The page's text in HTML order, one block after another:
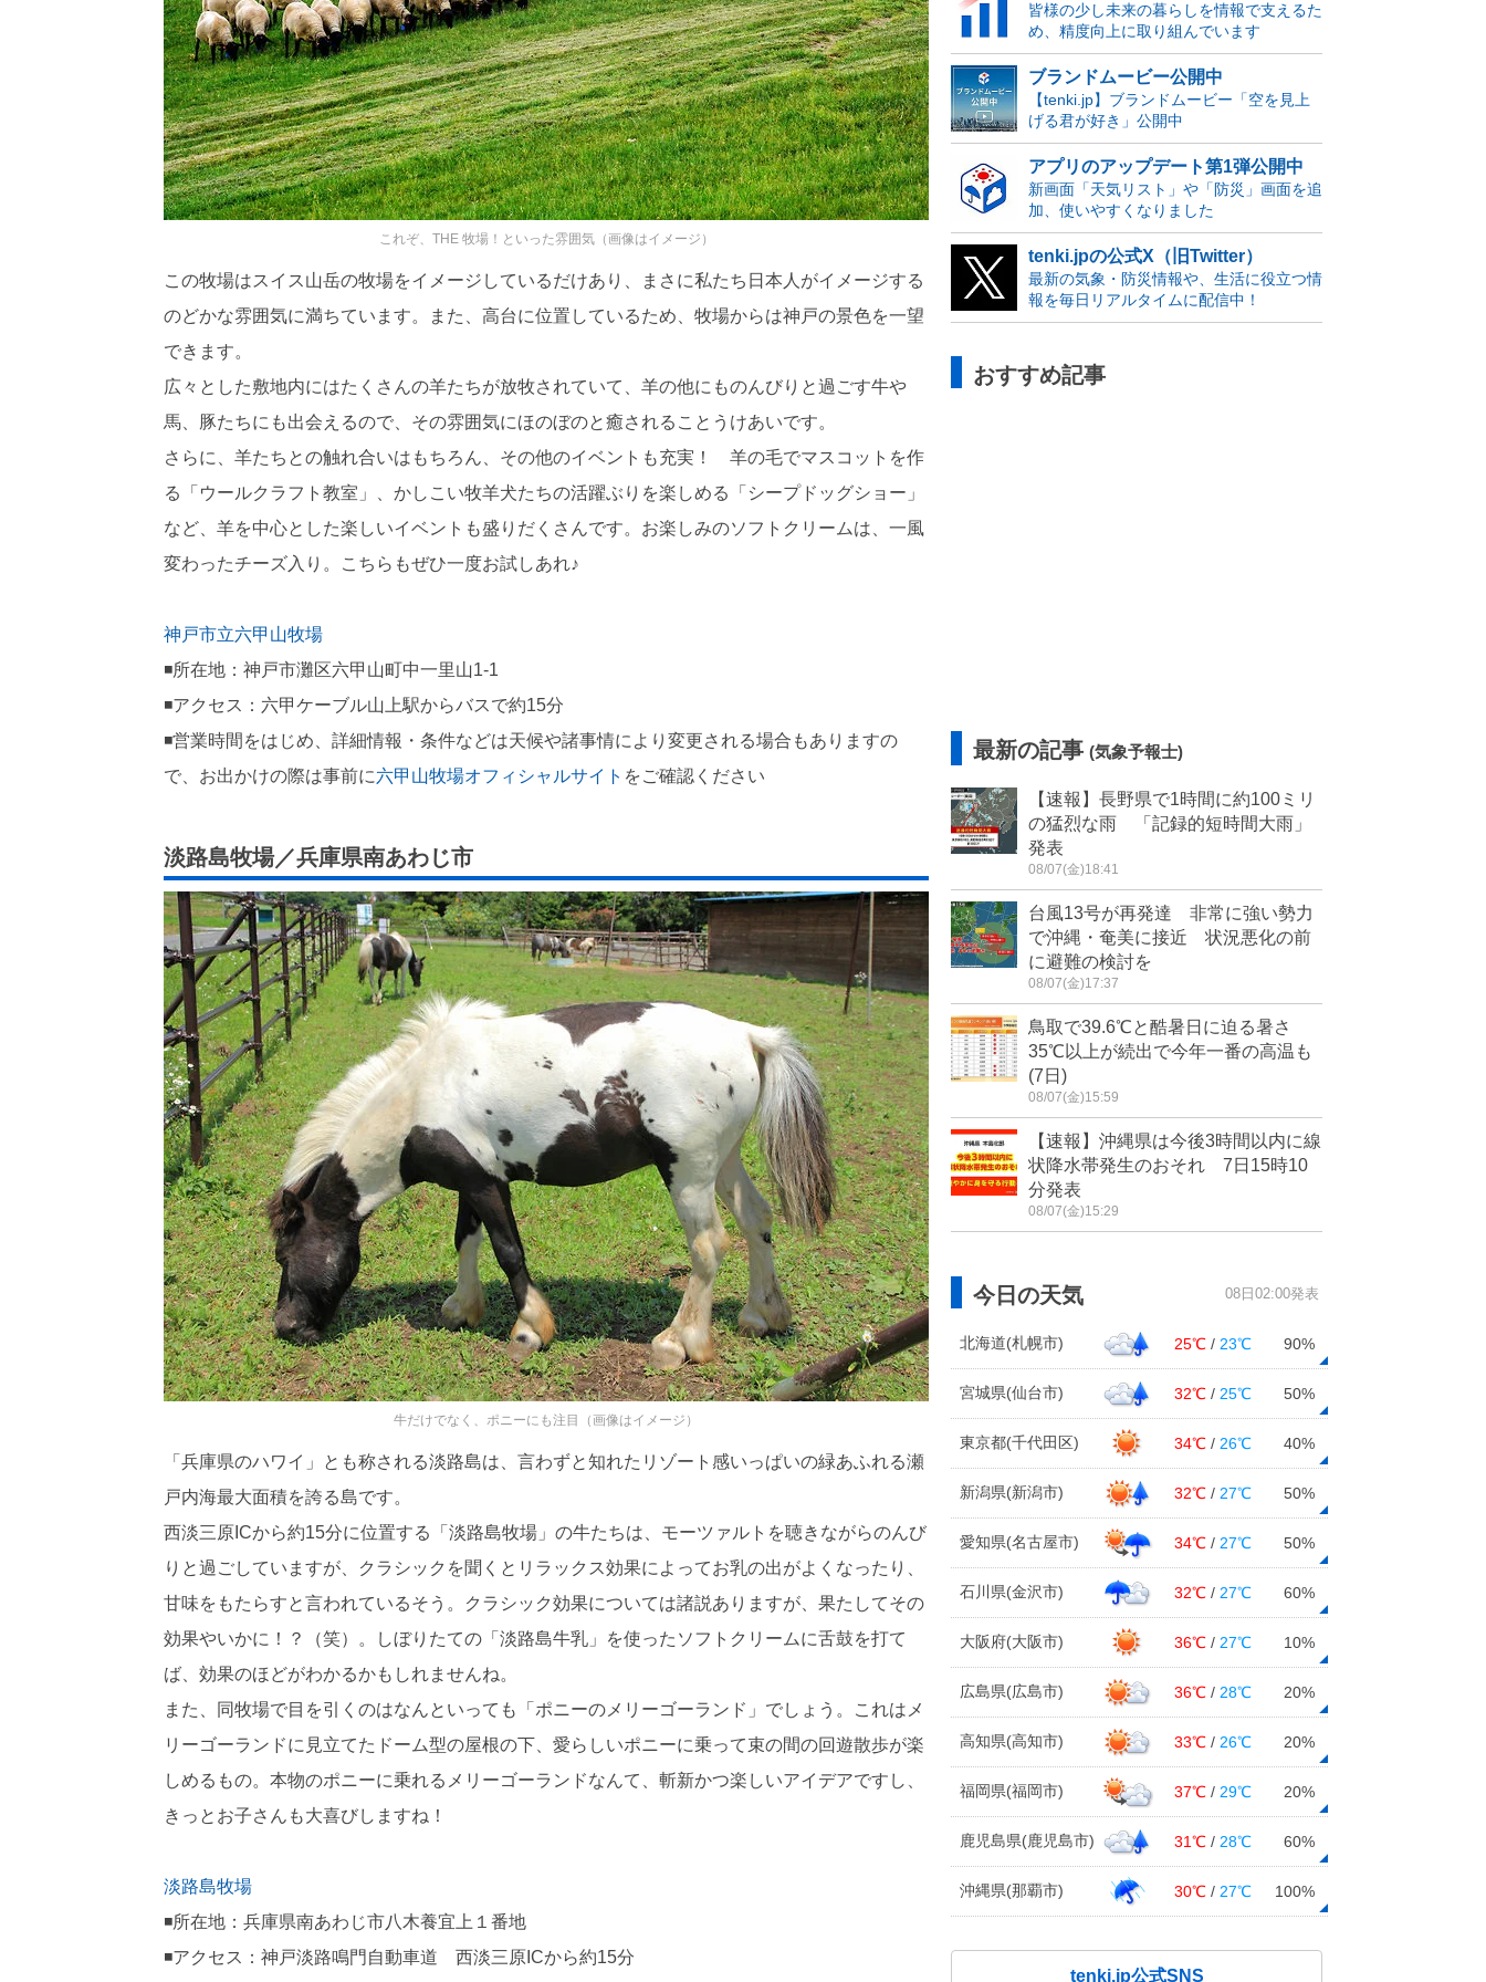
これぞ、THE 牧場！といった雰囲気（画像はイメージ）
この牧場はスイス山岳の牧場をイメージしているだけあり、まさに私たち日本人がイメージする
のどかな雰囲気に満ちています。また、高台に位置しているため、牧場からは神戸の景色を一望
できます。
広々とした敷地内にはたくさんの羊たちが放牧されていて、羊の他にものんびりと過ごす牛や
馬、豚たちにも出会えるので、その雰囲気にほのぼのと癒されることうけあいです。
さらに、羊たちとの触れ合いはもちろん、その他のイベントも充実！ 羊の毛でマスコットを作
る「ウールクラフト教室」、かしこい牧羊犬たちの活躍ぶりを楽しめる「シープドッグショー」
など、羊を中心とした楽しいイベントも盛りだくさんです。お楽しみのソフトクリームは、一風
変わったチーズ入り。こちらもぜひ一度お試しあれ♪
神戸市立六甲山牧場
◾️所在地：神戸市灘区六甲山町中一里山1-1
◾️アクセス：六甲ケーブル山上駅からバスで約15分
◾️営業時間をはじめ、詳細情報・条件などは天候や諸事情により変更される場合もありますの
で、お出かけの際は事前に六甲山牧場オフィシャルサイト をご確認ください
淡路島牧場／兵庫県南あわじ市
牛だけでなく、ポニーにも注目（画像はイメージ）
「兵庫県のハワイ」とも称される淡路島は、言わずと知れたリゾート感いっぱいの緑あふれる瀬
戸内海最大面積を誇る島です。
西淡三原ICから約15分に位置する「淡路島牧場」の牛たちは、モーツァルトを聴きながらのんび
りと過ごしていますが、クラシックを聞くとリラックス効果によってお乳の出がよくなったり、
甘味をもたらすと言われているそう。クラシック効果については諸説ありますが、果たしてその
効果やいかに！？（笑）。しぼりたての「淡路島牛乳」を使ったソフトクリームに舌鼓を打て
ば、効果のほどがわかるかもしれませんね。
また、同牧場で目を引くのはなんといっても「ポニーのメリーゴーランド」でしょう。これはメ
リーゴーランドに見立てたドーム型の屋根の下、愛らしいポニーに乗って束の間の回遊散歩が楽
しめるもの。本物のポニーに乗れるメリーゴーランドなんて、斬新かつ楽しいアイデアですし、
きっとお子さんも大喜びしますね！
淡路島牧場
◾️所在地：兵庫県南あわじ市八木養宜上１番地
◾️アクセス：神戸淡路鳴門自動車道 西淡三原ICから約15分
皆様の少し未来の暮らしを情報で支えるた
め、精度向上に取り組んでいます
ブランドムービー公開中
【tenki.jp】ブランドムービー「空を見上
げる君が好き」公開中
アプリのアップデート第1弾公開中
新画面「天気リスト」や「防災」画面を追
加、使いやすくなりました
tenki.jpの公式X（旧Twitter）
最新の気象・防災情報や、生活に役立つ情
報を毎日リアルタイムに配信中！
おすすめ記事
最新の記事 (気象予報士)
【速報】長野県で1時間に約100ミリ
の猛烈な雨 「記録的短時間大雨」
発表
08/07(金)18:41
台風13号が再発達 非常に強い勢力
で沖縄・奄美に接近 状況悪化の前
に避難の検討を
08/07(金)17:37
鳥取で39.6℃と酷暑日に迫る暑さ
35℃以上が続出で今年一番の高温も
(7日)
08/07(金)15:59
【速報】沖縄県は今後3時間以内に線
状降水帯発生のおそれ 7日15時10
分発表
08/07(金)15:29
今日の天気 08日02:00発表
北海道(札幌市) 25℃ / 23℃ 90%
宮城県(仙台市) 32℃ / 25℃ 50%
東京都(千代田区) 34℃ / 26℃ 40%
新潟県(新潟市) 32℃ / 27℃ 50%
愛知県(名古屋市) 34℃ / 27℃ 50%
石川県(金沢市) 32℃ / 27℃ 60%
大阪府(大阪市) 36℃ / 27℃ 10%
広島県(広島市) 36℃ / 28℃ 20%
高知県(高知市) 33℃ / 26℃ 20%
福岡県(福岡市) 37℃ / 29℃ 20%
鹿児島県(鹿児島市) 31℃ / 28℃ 60%
沖縄県(那覇市) 30℃ / 27℃ 100%
tenki.jp公式SNS